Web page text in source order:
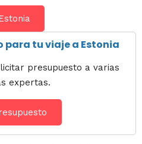
para tu viaje a Estonia
presupuesto a varias
expertas.